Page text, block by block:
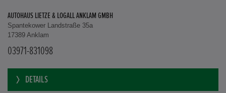
AUTOHAUS LIETZE & LOGALL ANKLAM GMBH
Spantekower Landstraße 35a
17389 Anklam
03971-831098
DETAILS